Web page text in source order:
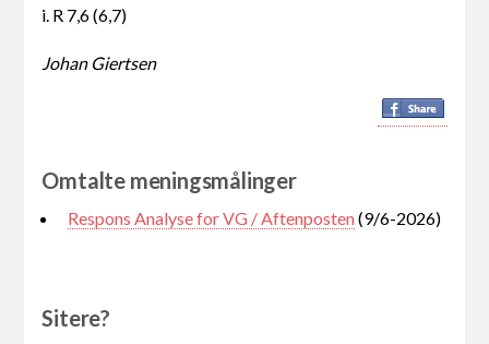
i. R 7,6 (6,7)
Johan Giertsen
Omtalte meningsmålinger
Respons Analyse for VG / Aftenposten(9/6-2026)
Sitere?